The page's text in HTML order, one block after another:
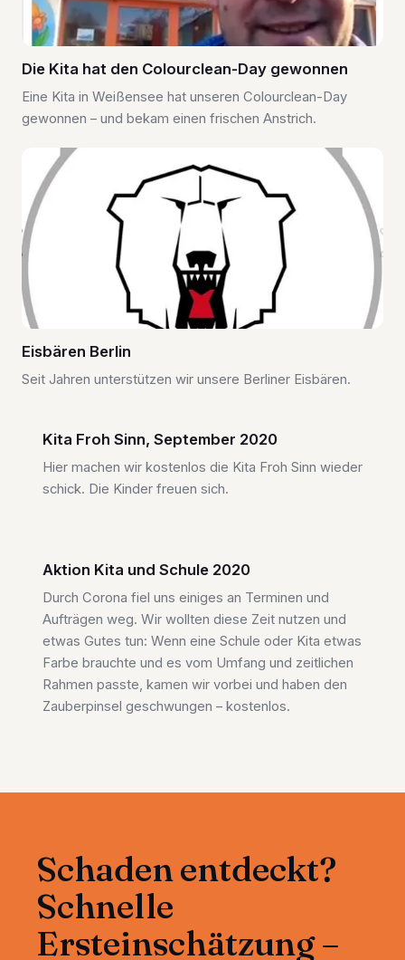
Die Kita hat den Colourclean-Day gewonnen
Eine Kita in Weißensee hat unseren Colourclean-Day
gewonnen – und bekam einen frischen Anstrich.
Eisbären Berlin
Seit Jahren unterstützen wir unsere Berliner Eisbären.
Kita Froh Sinn, September 2020
Hier machen wir kostenlos die Kita Froh Sinn wieder
schick. Die Kinder freuen sich.
Aktion Kita und Schule 2020
Durch Corona fiel uns einiges an Terminen und
Aufträgen weg. Wir wollten diese Zeit nutzen und
etwas Gutes tun: Wenn eine Schule oder Kita etwas
Farbe brauchte und es vom Umfang und zeitlichen
Rahmen passte, kamen wir vorbei und haben den
Zauberpinsel geschwungen – kostenlos.
Schaden entdeckt?
Schnelle
Ersteinschätzung –